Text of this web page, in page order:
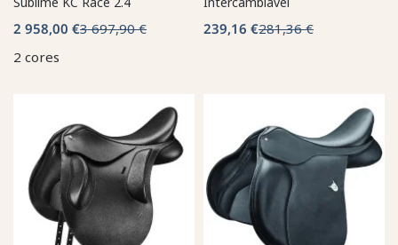
2 958,00 €3 697,90 €
2 cores
239,16 €281,36 €